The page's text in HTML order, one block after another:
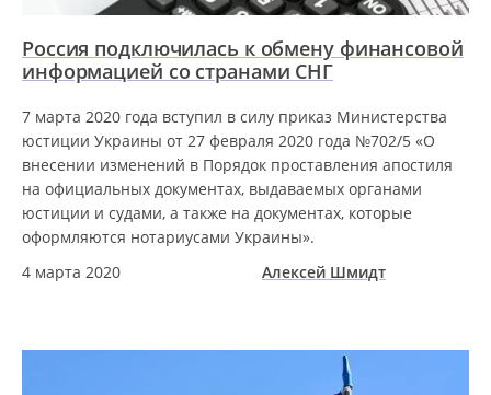
Россия подключилась к обмену финансовой
информацией со странами СНГ
7 марта 2020 года вступил в силу приказ Министерства
юстиции Украины от 27 февраля 2020 года №702/5 «О
внесении изменений в Порядок проставления апостиля
на официальных документах, выдаваемых органами
юстиции и судами, а также на документах, которые
оформляются нотариусами Украины».
4 марта 2020
Алексей Шмидт